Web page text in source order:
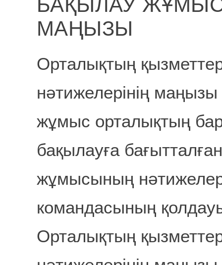
БАҚЫЛАУ
МАҢЫЗЫ
Орталықтың
нәтижелерінің
жұмыс орталықтың
бақылауға
жұмысының
командасының
Орталықтың